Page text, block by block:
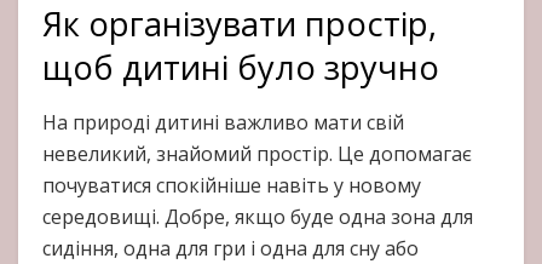
Як організувати простір,
щоб дитині було зручно
На природі дитині важливо мати свій
невеликий, знайомий простір. Це допомагає
почуватися спокійніше навіть у новому
середовищі. Добре, якщо буде одна зона для
сидіння, одна для гри і одна для сну або